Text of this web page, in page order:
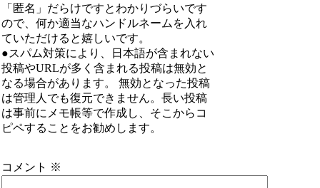
「匿名」だらけですとわかりづらいです
ので、何か適当なハンドルネームを入れ
ていただけると嬉しいです。
●スパム対策により、日本語が含まれない
投稿やURLが多く含まれる投稿は無効と
なる場合があります。 無効となった投稿
は管理人でも復元できません。長い投稿
は事前にメモ帳等で作成し、そこからコ
ピペすることをお勧めします。
コメント ※